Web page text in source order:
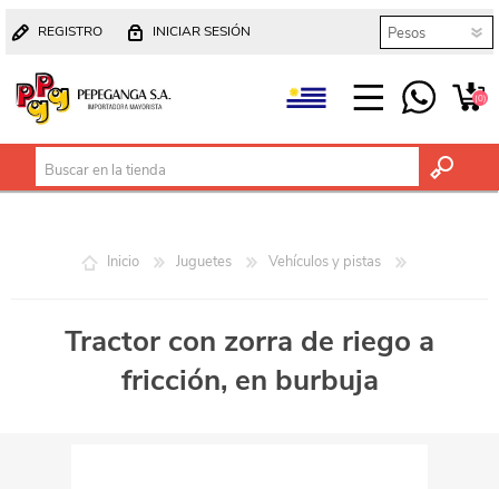
REGISTRO INICIAR SESIÓN
(0)
Inicio Juguetes Vehículos y pistas
Tractor con zorra de riego a
fricción, en burbuja